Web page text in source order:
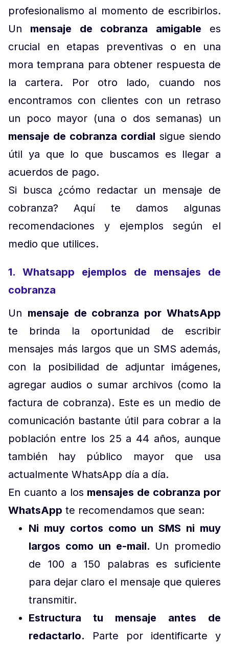
profesionalismo al momento de escribirlos.
Un mensaje de cobranza amigable es
crucial en etapas preventivas o en una
mora temprana para obtener respuesta de
la cartera. Por otro lado, cuando nos
encontramos con clientes con un retraso
un poco mayor (una o dos semanas) un
mensaje de cobranza cordial sigue siendo
útil ya que lo que buscamos es llegar a
acuerdos de pago.
Si busca ¿cómo redactar un mensaje de
cobranza? Aquí te damos algunas
recomendaciones y ejemplos según el
medio que utilices.
1. Whatsapp ejemplos de mensajes de
cobranza
Un mensaje de cobranza por WhatsApp
te brinda la oportunidad de escribir
mensajes más largos que un SMS además,
con la posibilidad de adjuntar imágenes,
agregar audios o sumar archivos (como la
factura de cobranza). Este es un medio de
comunicación bastante útil para cobrar a la
población entre los 25 a 44 años, aunque
también hay público mayor que usa
actualmente WhatsApp día a día.
En cuanto a los mensajes de cobranza por
WhatsApp te recomendamos que sean:
Ni muy cortos como un SMS ni muy
largos como un e-mail. Un promedio
de 100 a 150 palabras es suficiente
para dejar claro el mensaje que quieres
transmitir.
Estructura tu mensaje antes de
redactarlo. Parte por identificarte y